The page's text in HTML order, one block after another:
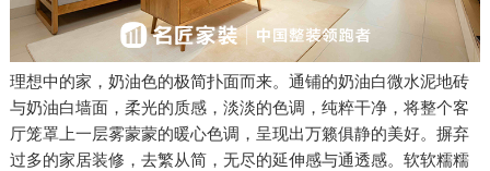
理想中的家，奶油色的极简扑面而来。通铺的奶油白微水泥地砖
与奶油白墙面，柔光的质感，淡淡的色调，纯粹干净，将整个客
厅笼罩上一层雾蒙蒙的暖心色调，呈现出万籁俱静的美好。摒弃
过多的家居装修，去繁从简，无尽的延伸感与通透感。软软糯糯